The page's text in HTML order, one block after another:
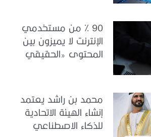
90 % من مستخدمي
الإنترنت لا يميزون بين
المحتوى «الحقيقي
محمد بن راشد يعتمد
إنشاء الهيئة الاتحادية
للذكاء الاصطناعي